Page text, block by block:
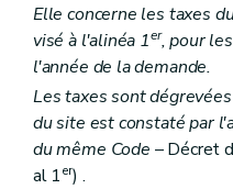
Elle concerne les taxes
visé à l'alinéa 1er, pour
l'année de la demande.
Les taxes sont
du site est constaté par
du même Code – Décret
al 1er) .